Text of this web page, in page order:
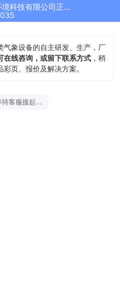
山东天合环境科技有限公司正在为您服务
气象设备的自主研发、生产，厂
在线咨询，或留下联系方式 ，稍
页、报价及解决方案。
待客服接起...